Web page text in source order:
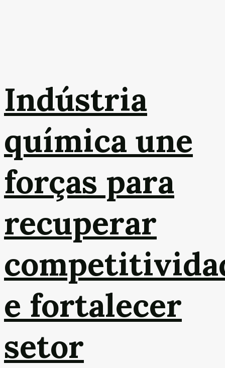
Indústria
química une
forças para
recuperar
e fortalecer
setor